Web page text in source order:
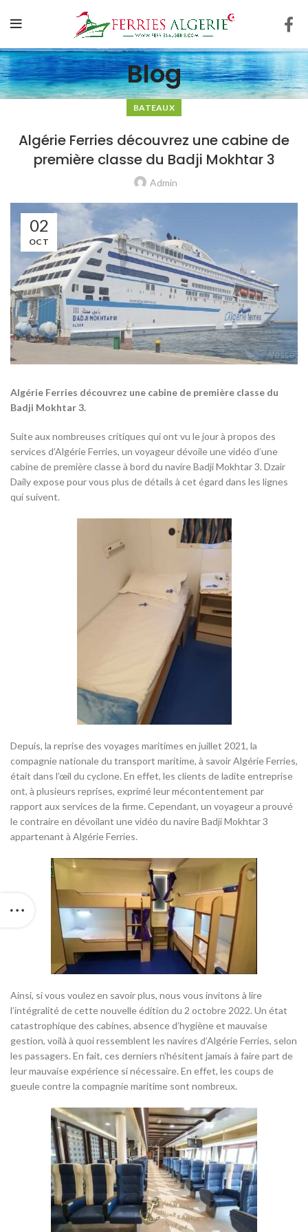
Blog
BATEAUX
Algérie Ferries découvrez une cabine de
première classe du Badji Mokhtar 3
Admin
02
OCT
Algérie Ferries découvrez une cabine de première classe du
Badji Mokhtar 3.
Suite aux nombreuses critiques qui ont vu le jour à propos des
services d’Algérie Ferries, un voyageur dévoile une vidéo d’une
cabine de première classe à bord du navire Badji Mokhtar 3. Dzair
Daily expose pour vous plus de détails à cet égard dans les lignes
qui suivent.
Depuis, la reprise des voyages maritimes en juillet 2021, la
compagnie nationale du transport maritime, à savoir Algérie Ferries,
était dans l’œil du cyclone. En effet, les clients de ladite entreprise
ont, à plusieurs reprises, exprimé leur mécontentement par
rapport aux services de la firme. Cependant, un voyageur a prouvé
le contraire en dévoilant une vidéo du navire Badji Mokhtar 3
appartenant à Algérie Ferries.
Ainsi, si vous voulez en savoir plus, nous vous invitons à lire
l’intégralité de cette nouvelle édition du 2 octobre 2022. Un état
catastrophique des cabines, absence d’hygiène et mauvaise
gestion, voilà à quoi ressemblent les navires d’Algérie Ferries, selon
les passagers. En fait, ces derniers n’hésitent jamais à faire part de
leur mauvaise expérience si nécessaire. En effet, les coups de
gueule contre la compagnie maritime sont nombreux.